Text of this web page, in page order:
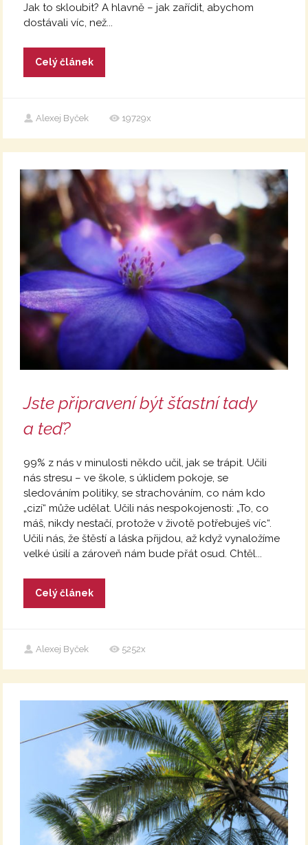
Jak to skloubit? A hlavně – jak zařídit, abychom
dostávali víc, než...
Celý článek
Alexej Byček 19729x
Jste připravení být šťastní tady
a teď?
99% z nás v minulosti někdo učil, jak se trápit. Učili
nás stresu – ve škole, s úklidem pokoje, se
sledováním politiky, se strachováním, co nám kdo
„cizí“ může udělat. Učili nás nespokojenosti: „To, co
máš, nikdy nestačí, protože v životě potřebuješ víc“.
Učili nás, že štěstí a láska přijdou, až když vynaložíme
velké úsilí a zároveň nám bude přát osud. Chtěl...
Celý článek
Alexej Byček 5252x